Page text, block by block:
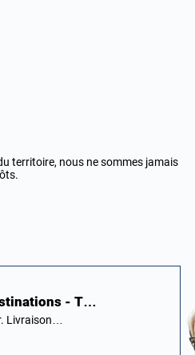
territoire, nous ne sommes jamais
- T…
Livraison…